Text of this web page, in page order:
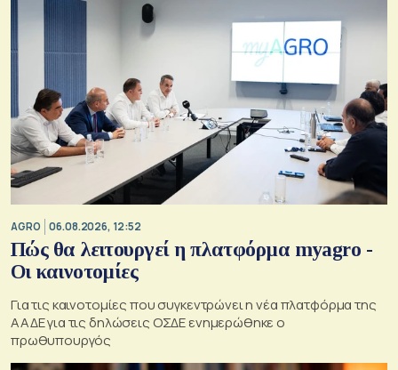
AGRO 06.08.2026, 12:52
Πώς θα λειτουργεί η πλατφόρμα myagro -
Οι καινοτομίες
Για τις καινοτομίες που συγκεντρώνει η νέα πλατφόρμα της
ΑΑΔΕ για τις δηλώσεις ΟΣΔΕ ενημερώθηκε ο
πρωθυπουργός